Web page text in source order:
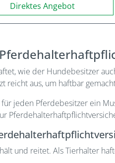
Direktes Angebot
wie der Hundebesitzer
reicht aus, um haftbar
jeden Pferdebesitzer ein
und reitet. Als Tierhalter